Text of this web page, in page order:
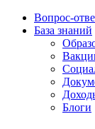
Вопрос-
База знаний
Блоги